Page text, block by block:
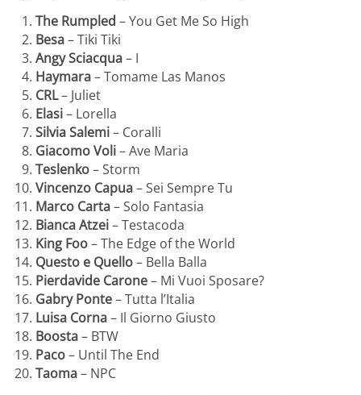
The Rumpled – You Get Me So High
Besa– Tiki Tiki
Angy Sciacqua– I
Haymara– Tomame Las Manos
CRL– Juliet
Elasi– Lorella
Silvia Salemi– Coralli
Giacomo Voli– Ave Maria
Teslenko– Storm
Vincenzo Capua– Sei Sempre Tu
Marco Carta– Solo Fantasia
Bianca Atzei– Testacoda
King Foo– The Edge of the World
Questo e Quello– Bella Balla
Pierdavide Carone– Mi Vuoi Sposare?
Gabry Ponte– Tutta l’Italia
Luisa Corna– Il Giorno Giusto
Boosta– BTW
Paco– Until The End
Taoma– NPC